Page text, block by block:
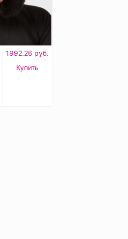
1992.26 руб.
Купить